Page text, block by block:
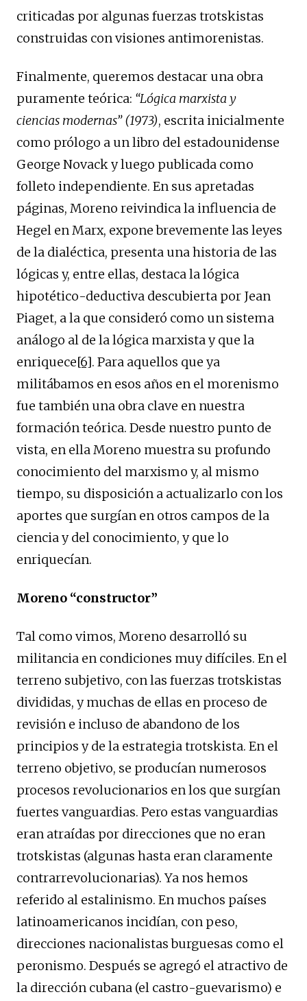
criticadas por algunas fuerzas trotskistas
construidas con visiones antimorenistas.
Finalmente, queremos destacar una obra
puramente teórica: “Lógica marxista y
ciencias modernas”(1973), escrita inicialmente
como prólogo a un libro del estadounidense
George Novack y luego publicada como
folleto independiente. En sus apretadas
páginas, Moreno reivindica la influencia de
Hegel en Marx, expone brevemente las leyes
de la dialéctica, presenta una historia de las
lógicas y, entre ellas, destaca la lógica
hipotético-deductiva descubierta por Jean
Piaget, a la que consideró como un sistema
análogo al de la lógica marxista y que la
enriquece[6]. Para aquellos que ya
militábamos en esos años en el morenismo
fue también una obra clave en nuestra
formación teórica. Desde nuestro punto de
vista, en ella Moreno muestra su profundo
conocimiento del marxismo y, al mismo
tiempo, su disposición a actualizarlo con los
aportes que surgían en otros campos de la
ciencia y del conocimiento, y que lo
enriquecían.
Moreno “constructor”
Tal como vimos, Moreno desarrolló su
militancia en condiciones muy difíciles. En el
terreno subjetivo, con las fuerzas trotskistas
divididas, y muchas de ellas en proceso de
revisión e incluso de abandono de los
principios y de la estrategia trotskista. En el
terreno objetivo, se producían numerosos
procesos revolucionarios en los que surgían
fuertes vanguardias. Pero estas vanguardias
eran atraídas por direcciones que no eran
trotskistas (algunas hasta eran claramente
contrarrevolucionarias). Ya nos hemos
referido al estalinismo. En muchos países
latinoamericanos incidían, con peso,
direcciones nacionalistas burguesas como el
peronismo. Después se agregó el atractivo de
la dirección cubana (el castro-guevarismo) e